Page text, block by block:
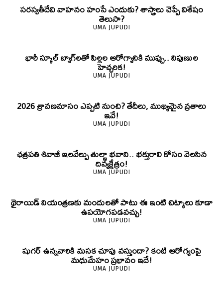
సరస్వతీదేవి వాహనం హంసే ఎందుకు? శాస్త్రాలు చెప్పే విశేషం
తెలుసా?
UMA JUPUDI
భారీ స్కూల్ బ్యాగ్‌లతో పిల్లల ఆరోగ్యానికి ముప్పు.. నిపుణుల
హెచ్చరిక!
UMA JUPUDI
2026 శ్రావణమాసం ఎప్పటి నుంచి? తేదీలు, ముఖ్యమైన వ్రతాలు
ఇవే!
UMA JUPUDI
ఛత్రపతి శివాజీ ఇలవేల్పు తుల్జా భవాని.. భక్తురాలి కోసం వెలసిన
దివ్యక్షేత్రం!
UMA JUPUDI
థైరాయిడ్ నియంత్రణకు మందులతో పాటు ఈ ఇంటి చిట్కాలు కూడా
ఉపయోగపడవచ్చు!
UMA JUPUDI
షుగర్ ఉన్నవారికి మసక చూపు వస్తుందా? కంటి ఆరోగ్యంపై
మధుమేహం ప్రభావం ఇదే!
UMA JUPUDI